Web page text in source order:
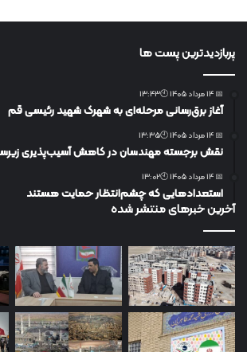
پربازدیدترین پست ها
📅 14 مرداد 1405 🕙13:43
آغاز برق‌رسانی مرحله‌ای به شهرک شهید رئیسی قم
📅 14 مرداد 1405 🕙13:35
نقش برجسته مهندسان در کاهش آسیب‌پذیری
📅 14 مرداد 1405 🕙13:02
استعدادهایی که چشم‌انتظار حمایت هستند
آخرین خبرهای منتشر شده